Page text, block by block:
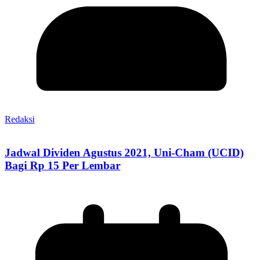
Redaksi
Jadwal Dividen Agustus 2021, Uni-Cham (UCID)
Bagi Rp 15 Per Lembar